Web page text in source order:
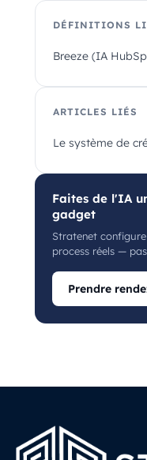
DÉFINITIONS
Breeze (IA
ARTICLES LIÉS
Le système de
Faites de l'IA
gadget
Stratenet
process réels —
Prendre